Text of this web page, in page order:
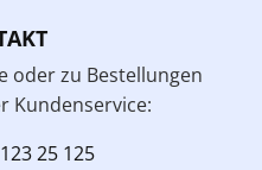
oder zu Bestellungen
Kundenservice:
25 125